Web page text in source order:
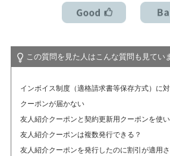
この質問を見た人はこんな質問も見てい
インボイス制度（適格請求書等保存方式）に
クーポンが届かない
友人紹介クーポンと契約更新用クーポンを使
友人紹介クーポンは複数発行できる？
友人紹介クーポンを発行したのに割引が適用